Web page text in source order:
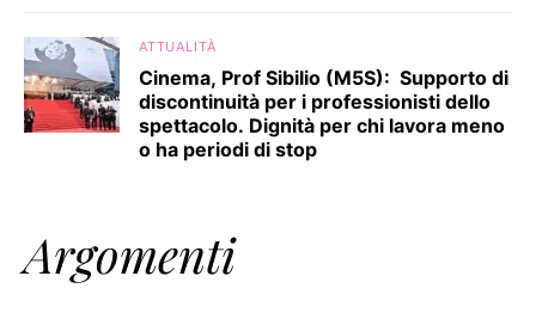
ATTUALITÀ
Cinema, Prof Sibilio (M5S): Supporto di
discontinuità per i professionisti dello
spettacolo. Dignità per chi lavora meno
o ha periodi di stop
Argomenti